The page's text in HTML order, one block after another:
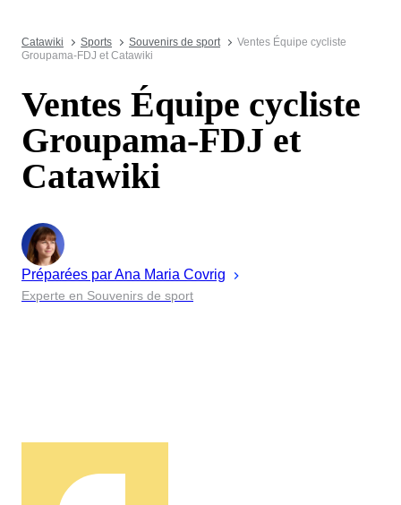
Catawiki Sports Souvenirs de sport
Ventes Équipe cycliste
Groupama-FDJ et Catawiki
Ventes Équipe cycliste
Groupama-FDJ et
Catawiki
Préparées parAna Maria Covrig
Experte en Souvenirs de sport